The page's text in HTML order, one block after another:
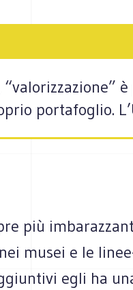
portafoglio.
più
musei e le
egli ha